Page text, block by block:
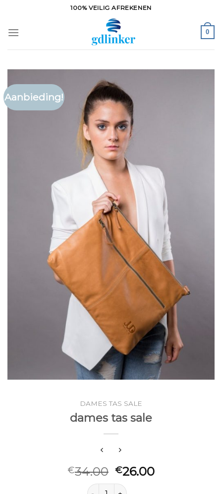
inhoud
100% VEILIG AFREKENEN
0
Aanbieding!
DAMES TAS SALE
dames tas sale
€34.00 €26.00
dames tas sale aantal